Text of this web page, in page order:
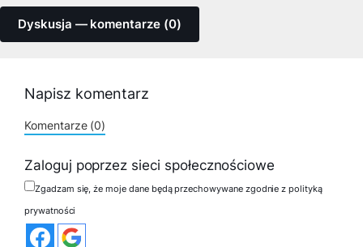
Dyskusja — komentarze (0)
Napisz komentarz
Komentarze (0)
Zaloguj poprzez sieci społecznościowe
Zgadzam się, że moje dane będą przechowywane zgodnie z polityką
prywatności